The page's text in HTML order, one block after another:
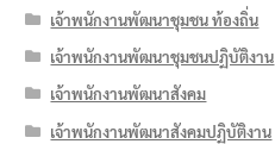
เจ้าพนักงานพัฒนาชุมชน ท้องถิ่น
เจ้าพนักงานพัฒนาชุมชนปฏิบัติงาน
เจ้าพนักงานพัฒนาสังคม
เจ้าพนักงานพัฒนาสังคมปฏิบัติงาน